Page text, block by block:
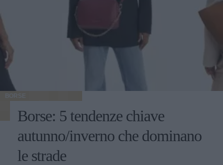
BORSE
Borse: 5 tendenze chiave
autunno/inverno che dominano
le strade